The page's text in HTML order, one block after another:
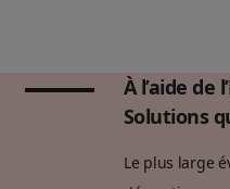
À l’aide de
Solutions
Le plus large